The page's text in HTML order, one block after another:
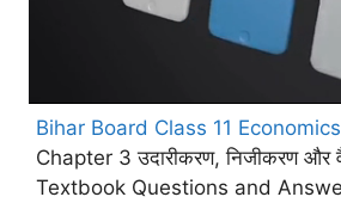
Bihar Board Class 11
Chapter 3 उदारीकरण, निजीकरण और
Textbook Questions and